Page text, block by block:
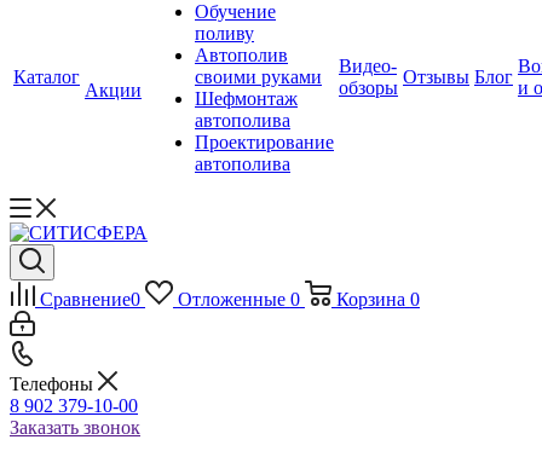
Каталог
Акции
Обучение
поливу
Автополив
своими руками
Шефмонтаж
автополива
Проектирование
автополива
Видео-
обзоры
Отзывы Блог
и
Сравнение0 Отложенные 0 Корзина 0
Телефоны
8 902 379-10-00
Заказать звонок